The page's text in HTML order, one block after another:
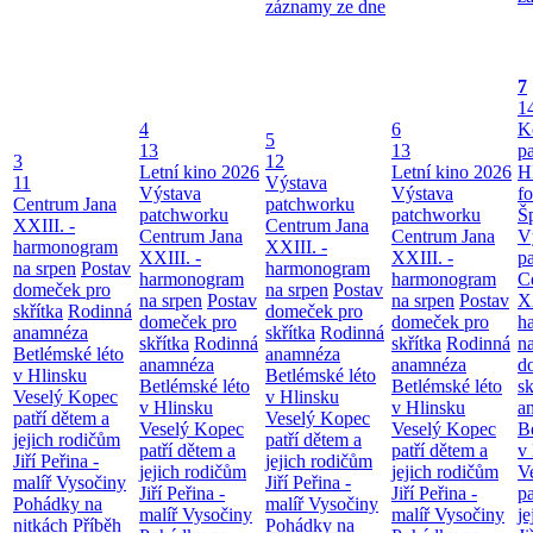
záznamy ze dne
3
11
Centrum Jana
XXIII. -
harmonogram
na srpen Postav
domeček pro
skřítka Rodinná
anamnéza
Betlémské léto
v Hlinsku
Veselý Kopec
patří dětem a
jejich rodičům
Jiří Peřina -
malíř Vysočiny
Pohádky na
nitkách Příběh
4
13
Letní kino 2026
Výstava
patchworku
Centrum Jana
XXIII. -
harmonogram
na srpen Postav
domeček pro
skřítka Rodinná
anamnéza
Betlémské léto
v Hlinsku
Veselý Kopec
patří dětem a
jejich rodičům
Jiří Peřina -
malíř Vysočiny
5
12
Výstava
patchworku
Centrum Jana
XXIII. -
harmonogram
na srpen Postav
domeček pro
skřítka Rodinná
anamnéza
Betlémské léto
v Hlinsku
Veselý Kopec
patří dětem a
jejich rodičům
Jiří Peřina -
malíř Vysočiny
Pohádky na
6
13
Letní kino 2026
Výstava
patchworku
Centrum Jana
XXIII. -
harmonogram
na srpen Postav
domeček pro
skřítka Rodinná
anamnéza
Betlémské léto
v Hlinsku
Veselý Kopec
patří dětem a
jejich rodičům
Jiří Peřina -
malíř Vysočiny
7
v